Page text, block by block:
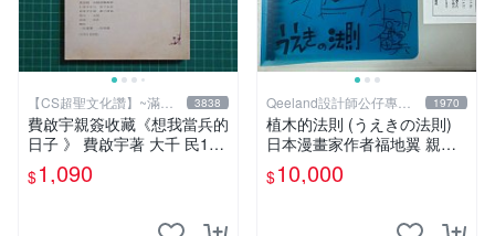
【CS超聖文化讚】~滿千
元送運
3838
費啟宇親簽收藏《想我當兵的
日子 》 費啟宇著 大千 民199
4年初版【CS超聖文化2讚】
$1,090
Qeeland設計師公仔專賣
店
1970
植木的法則 (うえきの法則)
日本漫畫家作者福地翼 親筆
畫作+簽名
$10,000